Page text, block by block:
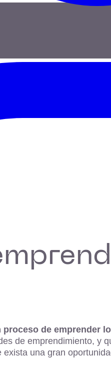
proceso de emprender
de emprendimiento,
una gran